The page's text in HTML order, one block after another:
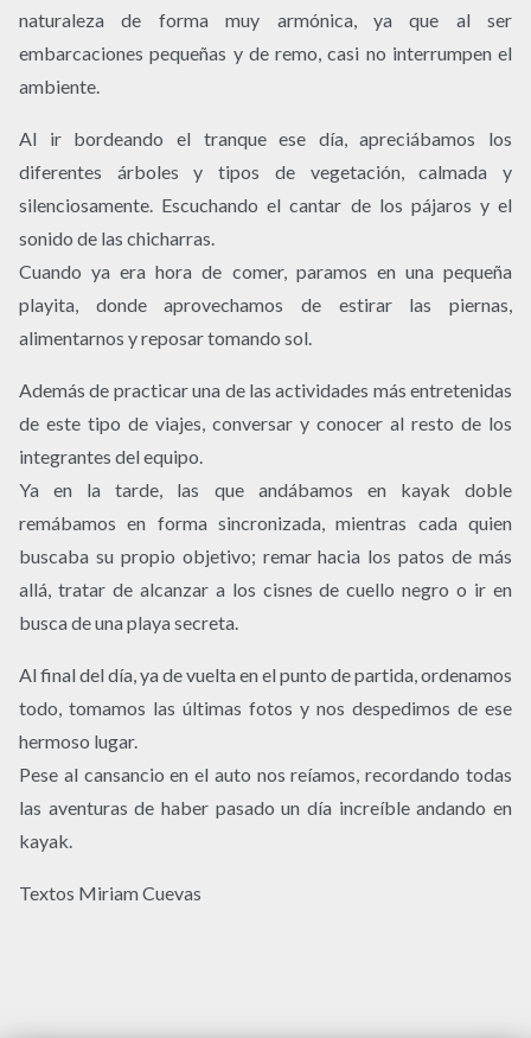
naturaleza de forma muy armónica, ya que al ser
embarcaciones pequeñas y de remo, casi no interrumpen el
ambiente.
Al ir bordeando el tranque ese día, apreciábamos los
diferentes árboles y tipos de vegetación, calmada y
silenciosamente. Escuchando el cantar de los pájaros y el
sonido de las chicharras.
Cuando ya era hora de comer, paramos en una pequeña
playita, donde aprovechamos de estirar las piernas,
alimentarnos y reposar tomando sol.
Además de practicar una de las actividades más entretenidas
de este tipo de viajes, conversar y conocer al resto de los
integrantes del equipo.
Ya en la tarde, las que andábamos en kayak doble
remábamos en forma sincronizada, mientras cada quien
buscaba su propio objetivo; remar hacia los patos de más
allá, tratar de alcanzar a los cisnes de cuello negro o ir en
busca de una playa secreta.
Al final del día, ya de vuelta en el punto de partida, ordenamos
todo, tomamos las últimas fotos y nos despedimos de ese
hermoso lugar.
Pese al cansancio en el auto nos reíamos, recordando todas
las aventuras de haber pasado un día increíble andando en
kayak.
Textos Miriam Cuevas